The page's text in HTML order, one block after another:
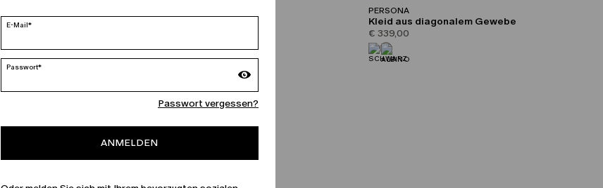
PERSONA
Kleid aus diagonalem Gewebe
€ 339,00
E-Mail*
Passwort*
Passwort vergessen?
ANMELDEN